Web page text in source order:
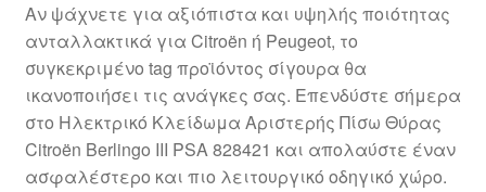
Σχετικά με εμάς
Αν ψάχνετε για αξιόπιστα και υψηλής ποιότητας
ανταλλακτικά για Citroën ή Peugeot, το
συγκεκριμένο tag προϊόντος σίγουρα θα
ικανοποιήσει τις ανάγκες σας. Επενδύστε σήμερα
στο Ηλεκτρικό Κλείδωμα Αριστερής Πίσω Θύρας
Citroën Berlingo III PSA 828421 και απολαύστε έναν
ασφαλέστερο και πιο λειτουργικό οδηγικό χώρο.